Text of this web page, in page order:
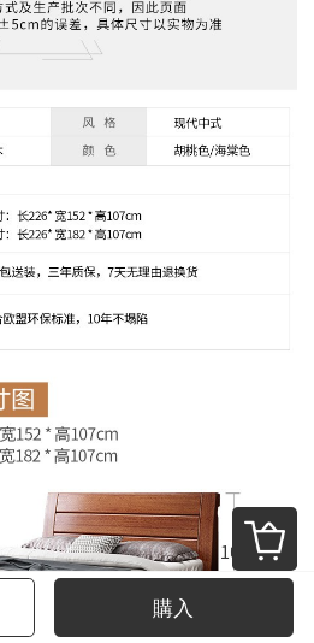
購入